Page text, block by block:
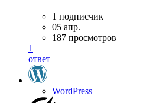
1 подписчик
05 апр.
187 просмотров
1
ответ
WordPress